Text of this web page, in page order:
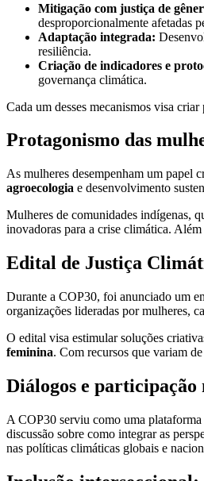
Mitigação com justiça de
desproporcionalmente afetadas
Adaptação integrada:
resiliência.
Criação de indicadores e
governança climática.
Cada um desses mecanismos visa
Protagonismo das
As mulheres desempenham um papel
agroecologia e desenvolvimento
Mulheres de comunidades indígenas,
inovadoras para a crise climática.
Edital de Justiça
Durante a COP30, foi anunciado um
organizações lideradas por mulheres,
O edital visa estimular soluções
feminina. Com recursos que variam
Diálogos e participação
A COP30 serviu como uma
discussão sobre como integrar as
nas políticas climáticas globais e